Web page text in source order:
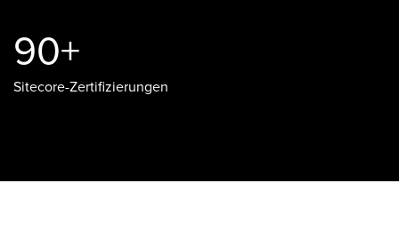
90+
Sitecore-Zertifizierungen